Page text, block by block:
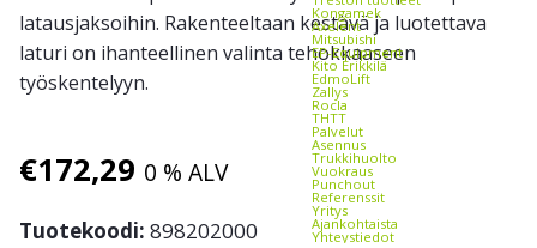
Kongamek
Axelent
Mitsubishi
EP-Equipment
Kito Erikkilä
EdmoLift
Zallys
Rocla
THTT
Palvelut
Asennus
Trukkihuolto
Vuokraus
Punchout
Referenssit
Yritys
Ajankohtaista
Yhteystiedot
latausjaksoihin. Rakenteeltaan kestävä ja luotettava
laturi on ihanteellinen valinta tehokkaaseen
työskentelyyn.
€172,29 0 % ALV
Tuotekoodi: 898202000